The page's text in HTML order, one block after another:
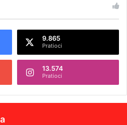
9.865
Pratioci
13.574
Pratioci